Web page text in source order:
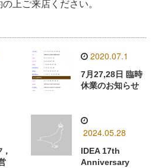
上ご来店ください。
2020.07.1
7月27,28日 臨時
休業のお知らせ
2024.05.28
IDEA 17th
Anniversary